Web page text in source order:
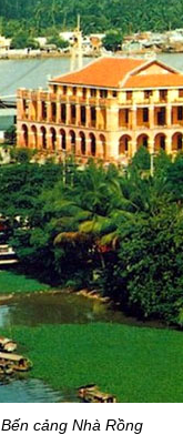
Bến cảng Nhà Rồng